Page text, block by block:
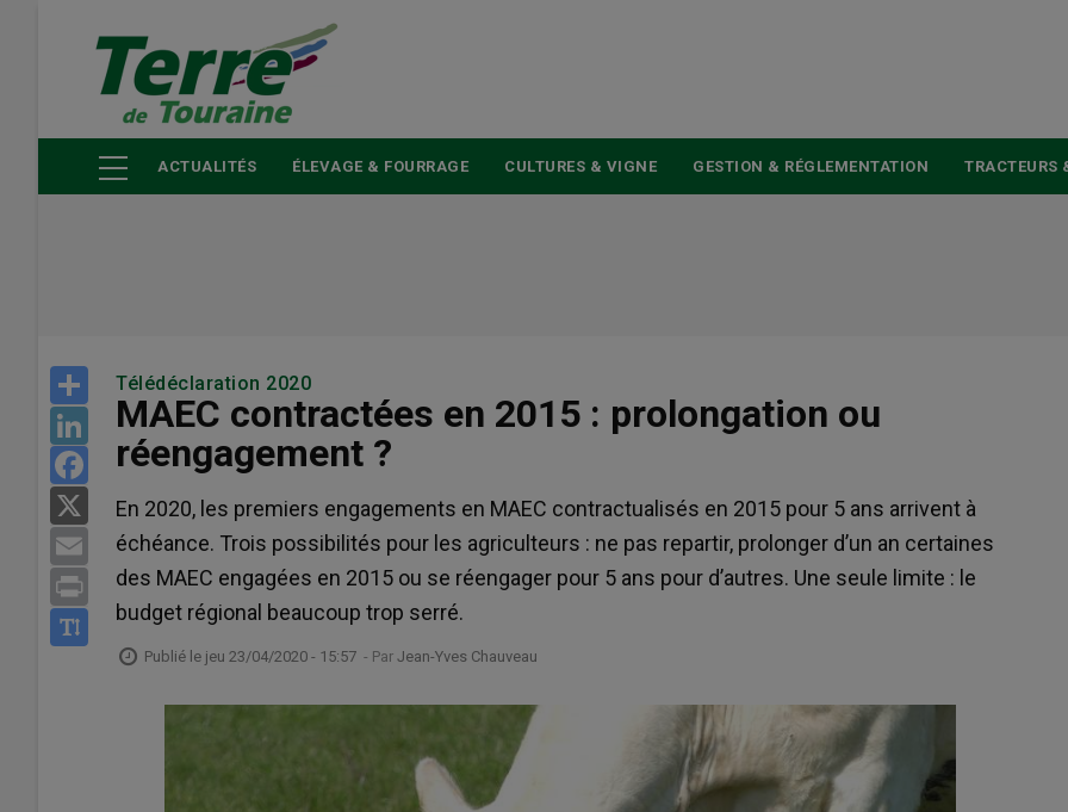
principal
ACTUALITÉS ÉLEVAGE & FOURRAGE CULTURES & VIGNE GESTION & RÉGLEMENTATION TRACTEURS
Share
LinkedIn
Facebook
Email
Print
Télédéclaration 2020
MAEC contractées en 2015 : prolongation ou
réengagement ?
En 2020, les premiers engagements en MAEC contractualisés en 2015 pour 5 ans arrivent à
échéance. Trois possibilités pour les agriculteurs : ne pas repartir, prolonger d’un an certaines
des MAEC engagées en 2015 ou se réengager pour 5 ans pour d’autres. Une seule limite : le
budget régional beaucoup trop serré.
Publié le jeu 23/04/2020 - 15:57 - Par Jean-Yves Chauveau